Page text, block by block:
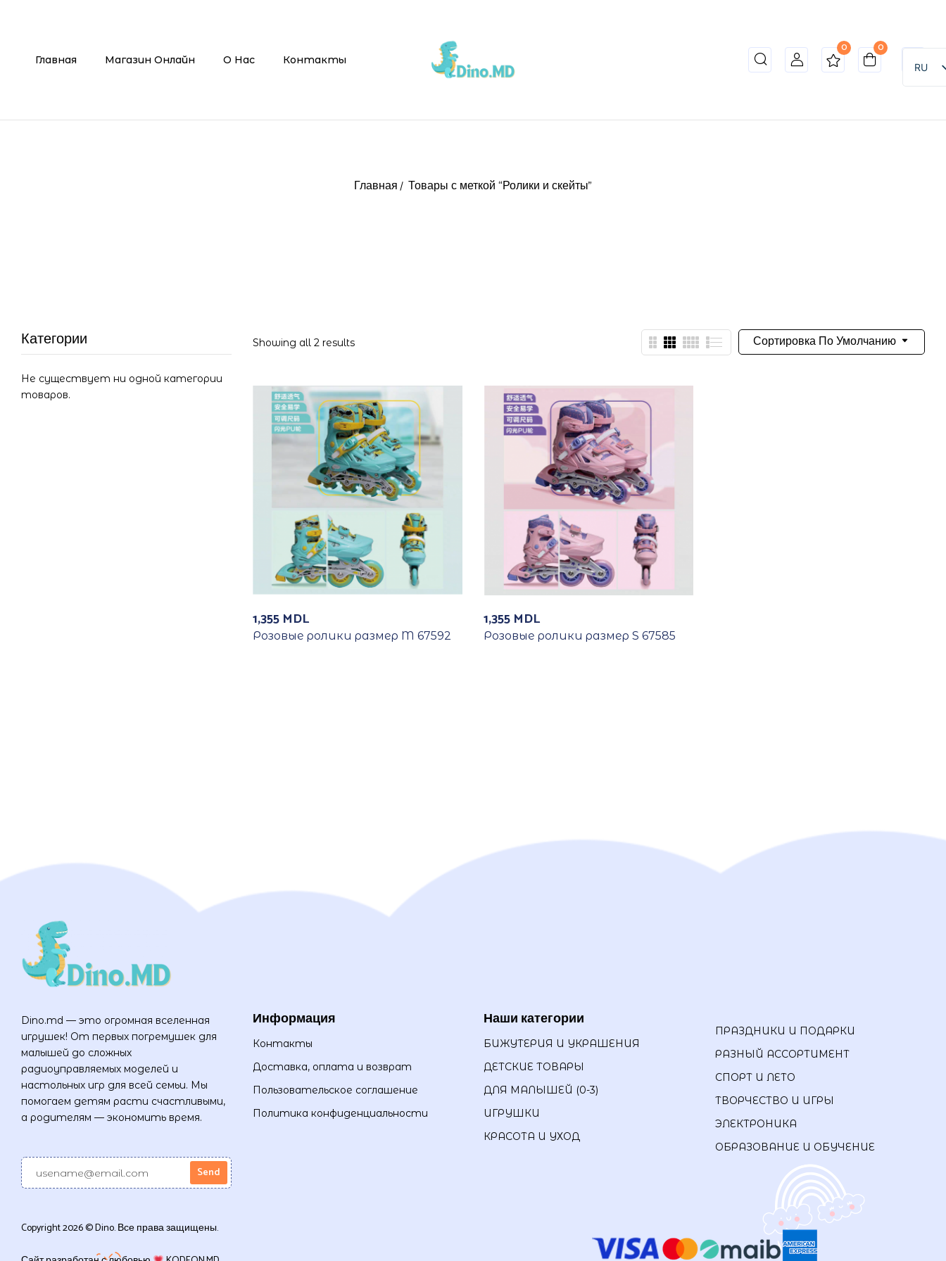
Главная Магазин Онлайн О Нас Контакты
0 0
RU
Главная Товары с меткой “Ролики и скейты”
Категории
Не существует ни одной категории
товаров.
Сортировка По Умолчанию
Showing all 2 results
1,355 MDL
Розовые ролики размер M 67592
1,355 MDL
Розовые ролики размер S 67585
Dino.md — это огромная вселенная
игрушек! От первых погремушек для
малышей до сложных
радиоуправляемых моделей и
настольных игр для всей семьи. Мы
помогаем детям расти счастливыми,
а родителям — экономить время.
Информация
Контакты
Доставка, оплата и возврат
Пользовательское соглашение
Политика конфиденциальности
Наши категории
БИЖУТЕРИЯ И УКРАШЕНИЯ
ДЕТСКИЕ ТОВАРЫ
ДЛЯ МАЛЫШЕЙ (0-3)
ИГРУШКИ
КРАСОТА И УХОД
ПРАЗДНИКИ И ПОДАРКИ
РАЗНЫЙ АССОРТИМЕНТ
СПОРТ И ЛЕТО
ТВОРЧЕСТВО И ИГРЫ
ЭЛЕКТРОНИКА
ОБРАЗОВАНИЕ И ОБУЧЕНИЕ
Copyright 2026 © Dino. Все права защищены.